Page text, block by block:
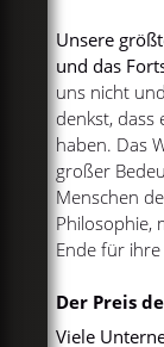
Unsere
und das
uns nicht
denkst, dass
haben. Das
großer
Menschen
Philosophie,
Ende für
Der Preis
Viele